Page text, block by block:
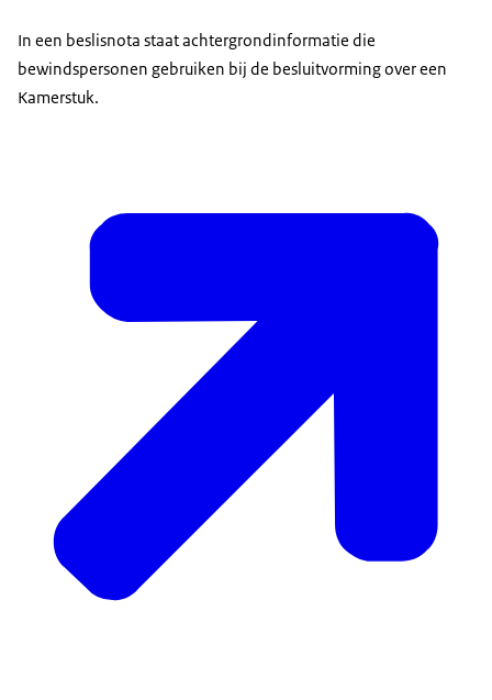
In een beslisnota staat achtergrondinformatie die
bewindspersonen gebruiken bij de besluitvorming over een
Kamerstuk.